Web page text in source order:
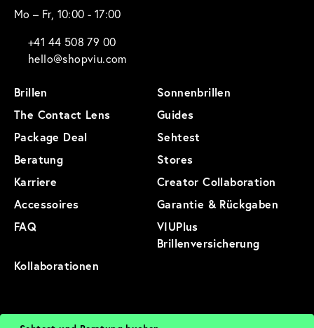
Mo – Fr, 10:00 - 17:00
+41 44 508 79 00
hello@shopviu.com
Brillen
Sonnenbrillen
The Contact Lens
Guides
Package Deal
Sehtest
Beratung
Stores
Karriere
Creator Collaboration
Accessoires
Garantie & Rückgaben
FAQ
VIUPlus
Brillenversicherung
Kollaborationen
AGB Datenschutz Impressum Nutzungsbedingungen